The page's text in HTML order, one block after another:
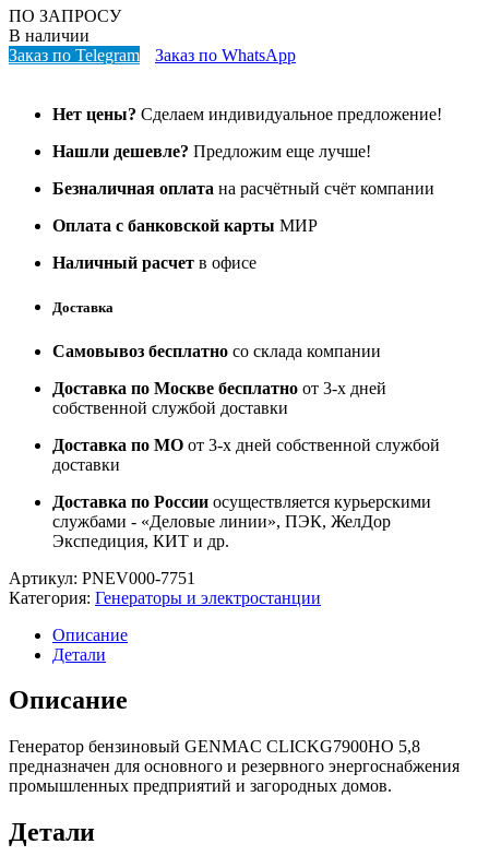
ПО ЗАПРОСУ
В наличии
Заказ по Telegram
Заказ по WhatsApp
Нет цены? Сделаем индивидуальное предложение!
Нашли дешевле? Предложим еще лучше!
Безналичная оплата на расчётный счёт компании
Оплата с банковской карты МИР
Наличный расчет в офисе
Доставка
Самовывоз бесплатно со склада компании
Доставка по Москве бесплатно от 3-х дней
собственной службой доставки
Доставка по МО от 3-х дней собственной службой
доставки
Доставка по России осуществляется курьерскими
службами - «Деловые линии», ПЭК, ЖелДор
Экспедиция, КИТ и др.
Артикул: PNEV000-7751
Категория: Генераторы и электростанции
Описание
Детали
Описание
Генератор бензиновый GENMAC CLICKG7900HO 5,8
предназначен для основного и резервного энергоснабжения
промышленных предприятий и загородных домов.
Детали